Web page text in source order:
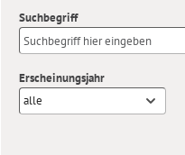
Suchbegriff
Erscheinungsjahr
alle